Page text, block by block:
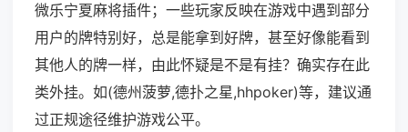
微乐宁夏麻将插件；一些玩家反映在游戏中遇到部分
用户的牌特别好，总是能拿到好牌，甚至好像能看到
其他人的牌一样，由此怀疑是不是有挂？确实存在此
类外挂。如(德州菠萝,德扑之星,hhpoker)等，建议通
过正规途径维护游戏公平。